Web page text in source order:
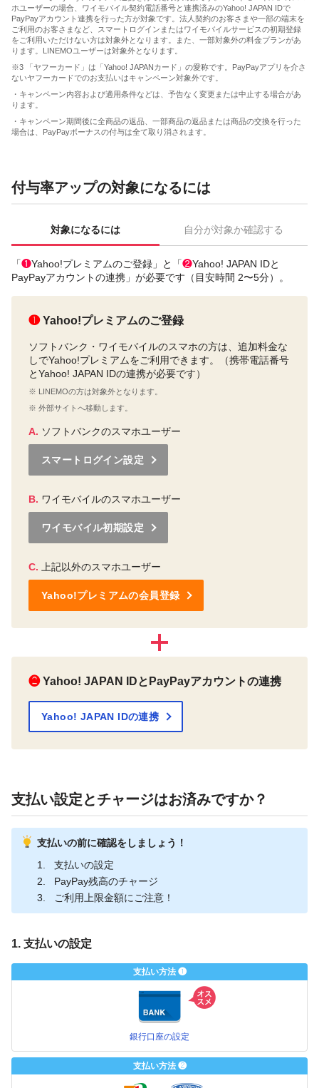
ホユーザーの場合、ワイモバイル契約電話番号と連携済みのYahoo! JAPAN IDで
PayPayアカウント連携を行った方が対象です。法人契約のお客さまや一部の端末を
ご利用のお客さまなど、スマートログインまたはワイモバイルサービスの初期登録
をご利用いただけない方は対象外となります。また、一部対象外の料金プランがあ
ります。LINEMOユーザーは対象外となります。
※3 「ヤフーカード」は「Yahoo! JAPANカード」の愛称です。PayPayアプリを介さ
ないヤフーカードでのお支払いはキャンペーン対象外です。
・キャンペーン内容および適用条件などは、予告なく変更または中止する場合があ
ります。
・キャンペーン期間後に全商品の返品、一部商品の返品または商品の交換を行った
場合は、PayPayボーナスの付与は全て取り消されます。
付与率アップの対象になるには
対象になるには 自分が対象か確認する
「❶Yahoo!プレミアムのご登録」と「❷Yahoo! JAPAN IDと
PayPayアカウントの連携」が必要です（目安時間 2〜5分）。
❶ Yahoo!プレミアムのご登録
ソフトバンク・ワイモバイルのスマホの方は、追加料金な
しでYahoo!プレミアムをご利用できます。（携帯電話番号
とYahoo! JAPAN IDの連携が必要です）
※ LINEMOの方は対象外となります。
※ 外部サイトへ移動します。
A. ソフトバンクのスマホユーザー
スマートログイン設定
B. ワイモバイルのスマホユーザー
ワイモバイル初期設定
C. 上記以外のスマホユーザー
Yahoo!プレミアムの会員登録
❷ Yahoo! JAPAN IDとPayPayアカウントの連携
Yahoo! JAPAN IDの連携
支払い設定とチャージはお済みですか？
支払いの前に確認をしましょう！
支払いの設定
PayPay残高のチャージ
ご利用上限金額にご注意！
1. 支払いの設定
支払い方法 ❶
銀行口座の設定
支払い方法 ❷